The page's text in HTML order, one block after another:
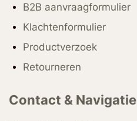
B2B aanvraagformulier
Klachtenformulier
Productverzoek
Retourneren
Contact & Navigatie